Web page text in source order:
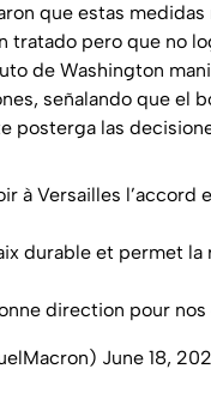
que estas
tratado pero que no
de Washington
señalando que el
posterga las
à Versailles l’accord
durable et permet
direction pour
June 18,